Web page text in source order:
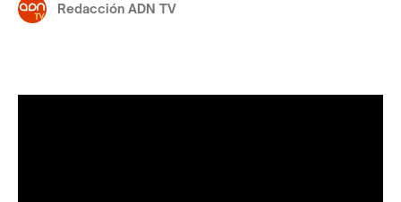
Redacción ADN TV